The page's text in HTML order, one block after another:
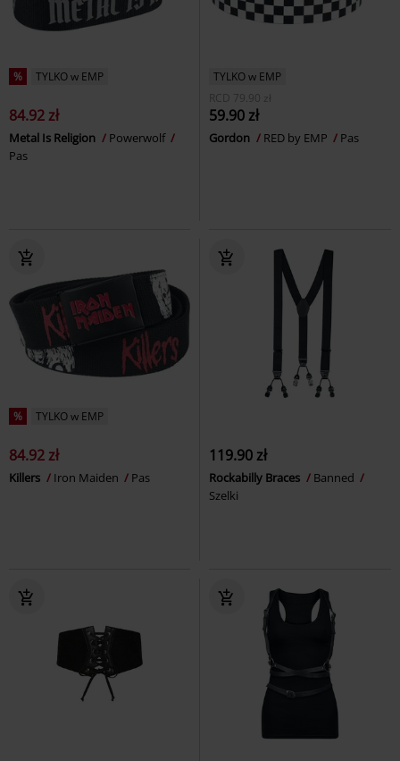
% TYLKO w EMP
84.92 zł
Metal Is Religion
Powerwolf
Pas
TYLKO w EMP
RCD 79.90 zł
59.90 zł
Gordon RED by EMP Pas
% TYLKO w EMP
84.92 zł
Killers Iron Maiden Pas
119.90 zł
Rockabilly Braces
Banned
Szelki